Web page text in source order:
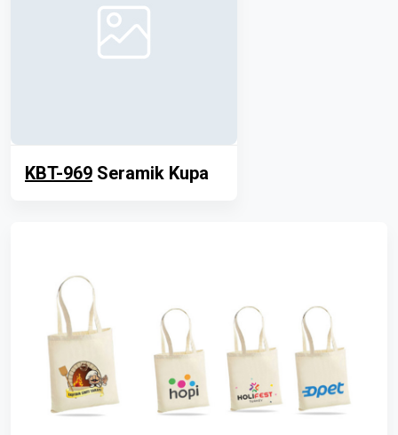
KBT-969 Seramik Kupa